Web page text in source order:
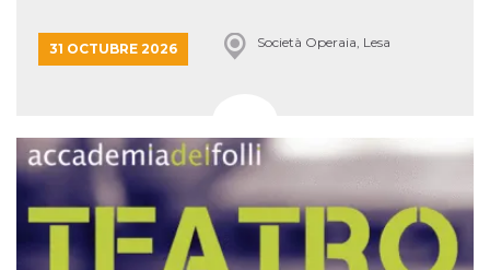
31 OCTUBRE 2026 Società Operaia, Lesa